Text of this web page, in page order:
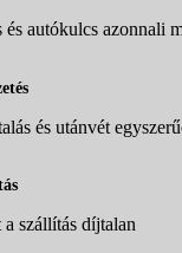
autókulcs azonnali
és utánvét
szállítás díjtalan